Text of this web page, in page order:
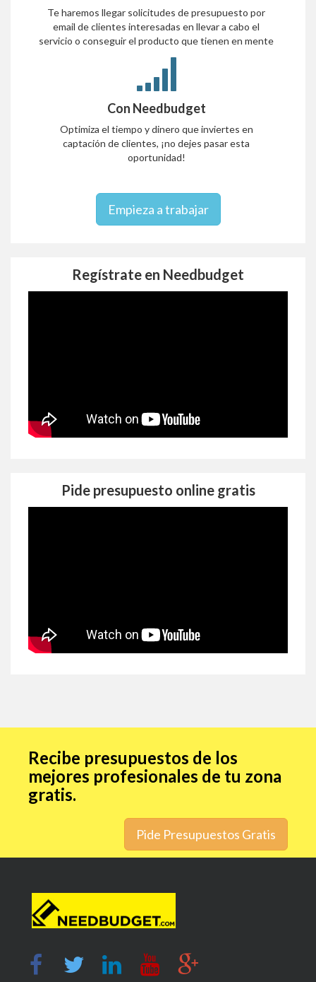
Te haremos llegar solicitudes de presupuesto por
email de clientes interesadas en llevar a cabo el
servicio o conseguir el producto que tienen en mente
Con Needbudget
Optimiza el tiempo y dinero que inviertes en
captación de clientes, ¡no dejes pasar esta
oportunidad!
Empieza a trabajar
Regístrate en Needbudget
Pide presupuesto online gratis
Recibe presupuestos de los
mejores profesionales de tu zona
gratis.
Pide Presupuestos Gratis